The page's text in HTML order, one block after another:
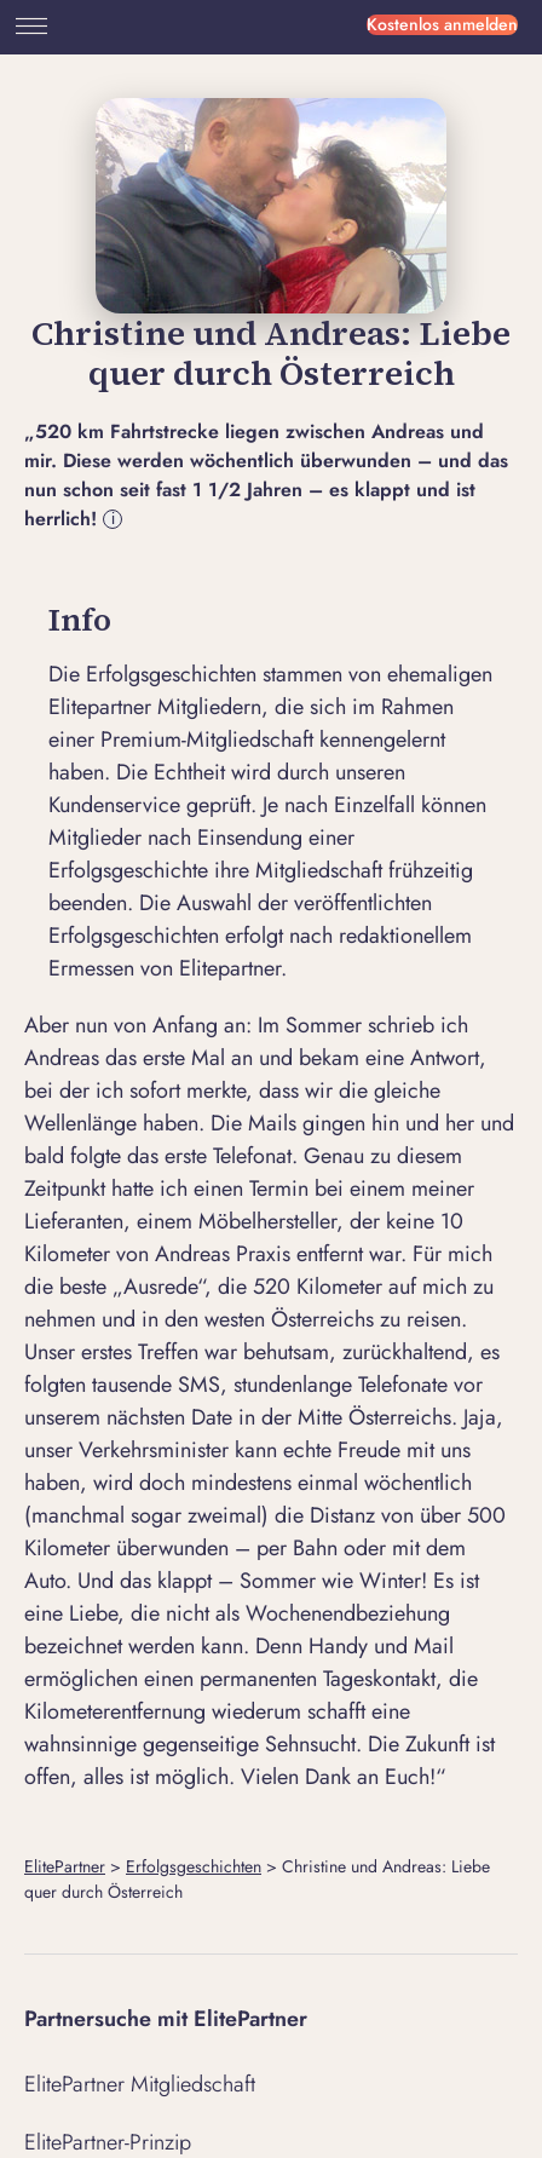
Kostenlos anmelden
Christine und Andreas: Liebe
quer durch Österreich
„520 km Fahrtstrecke liegen zwischen Andreas und
mir. Diese werden wöchentlich überwunden – und das
nun schon seit fast 1 1/2 Jahren – es klappt und ist
herrlich!
i
Info
Die Erfolgsgeschichten stammen von ehemaligen
Elitepartner Mitgliedern, die sich im Rahmen
einer Premium-Mitgliedschaft kennengelernt
haben. Die Echtheit wird durch unseren
Kundenservice geprüft. Je nach Einzelfall können
Mitglieder nach Einsendung einer
Erfolgsgeschichte ihre Mitgliedschaft frühzeitig
beenden. Die Auswahl der veröffentlichten
Erfolgsgeschichten erfolgt nach redaktionellem
Ermessen von Elitepartner.
Aber nun von Anfang an: Im Sommer schrieb ich
Andreas das erste Mal an und bekam eine Antwort,
bei der ich sofort merkte, dass wir die gleiche
Wellenlänge haben. Die Mails gingen hin und her und
bald folgte das erste Telefonat. Genau zu diesem
Zeitpunkt hatte ich einen Termin bei einem meiner
Lieferanten, einem Möbelhersteller, der keine 10
Kilometer von Andreas Praxis entfernt war. Für mich
die beste „Ausrede“, die 520 Kilometer auf mich zu
nehmen und in den westen Österreichs zu reisen.
Unser erstes Treffen war behutsam, zurückhaltend, es
folgten tausende SMS, stundenlange Telefonate vor
unserem nächsten Date in der Mitte Österreichs. Jaja,
unser Verkehrsminister kann echte Freude mit uns
haben, wird doch mindestens einmal wöchentlich
(manchmal sogar zweimal) die Distanz von über 500
Kilometer überwunden – per Bahn oder mit dem
Auto. Und das klappt – Sommer wie Winter! Es ist
eine Liebe, die nicht als Wochenendbeziehung
bezeichnet werden kann. Denn Handy und Mail
ermöglichen einen permanenten Tageskontakt, die
Kilometerentfernung wiederum schafft eine
wahnsinnige gegenseitige Sehnsucht. Die Zukunft ist
offen, alles ist möglich. Vielen Dank an Euch!“
ElitePartner > Erfolgsgeschichten > Christine und Andreas: Liebe
quer durch Österreich
Partnersuche mit ElitePartner
ElitePartner Mitgliedschaft
ElitePartner-Prinzip